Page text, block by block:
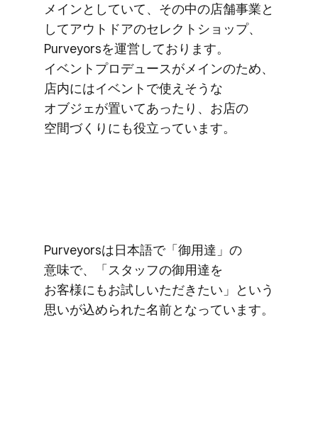
メインと​していて、​その​中の​店舗事業と​
して​アウトドアの​セレクトショップ、​
Purveyorsを​運営しております。​
イベントプロデュースが​メインの​ため、​
店内には​イベントで​使えそうな​
オブジェが​置いて​あったり、​お店の​
空間づくりにも​役立っています。
Purveyorsは​日本語で​「御用達」の​
意味で、​「スタッフの​御用達を​
お客様にも​お試しいただきたい」と​いう​
思いが​込められた​名前と​なっています。